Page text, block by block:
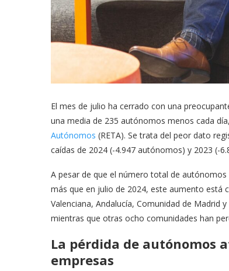
El mes de julio ha cerrado con una
una media de 235 autónomos menos cada
Autónomos (RETA). Se trata del peor dato
caídas de 2024 (-4.947 autónomos) y 2023 (-
A pesar de que el número total de
más que en julio de 2024, este aumento está
Valenciana, Andalucía, Comunidad de Madrid
mientras que otras ocho comunidades han
La pérdida de autónomos
empresas